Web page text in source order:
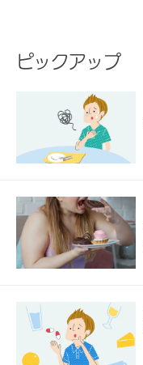
ピックアップ